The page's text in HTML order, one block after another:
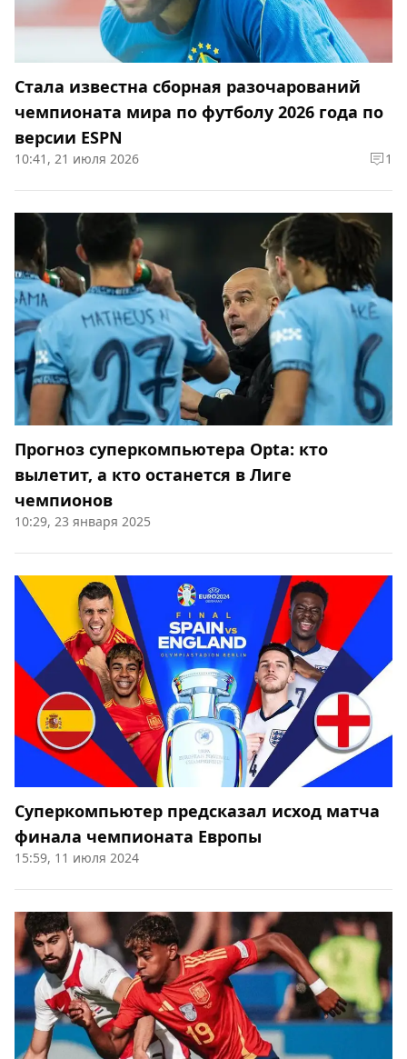
Стала известна сборная разочарований
чемпионата мира по футболу 2026 года по
версии ESPN
10:41, 21 июля 2026 1
Прогноз суперкомпьютера Opta: кто
вылетит, а кто останется в Лиге
чемпионов
10:29, 23 января 2025
Суперкомпьютер предсказал исход матча
финала чемпионата Европы
15:59, 11 июля 2024